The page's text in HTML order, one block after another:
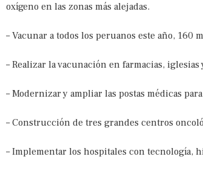
oxígeno en las zonas más alejadas.
– Vacunar a todos los peruanos este año, 160
– Realizar la vacunación en farmacias, iglesias
– Modernizar y ampliar las postas médicas
– Construcción de tres grandes centros
– Implementar los hospitales con